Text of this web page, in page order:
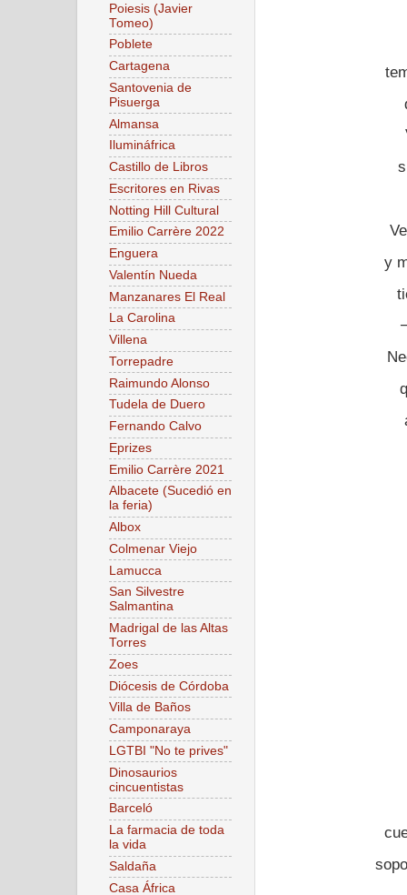
y
Poiesis (Javier
Tomeo)
Poblete
Cartagena
Santovenia de
Pisuerga
Almansa
Ilumináfrica
Castillo de Libros
Escritores en Rivas
Notting Hill Cultural
Emilio Carrère 2022
Enguera
Valentín Nueda
Manzanares El Real
La Carolina
Villena
Torrepadre
Raimundo Alonso
Tudela de Duero
Fernando Calvo
Eprizes
Emilio Carrère 2021
Albacete (Sucedió en
la feria)
Albox
Colmenar Viejo
Lamucca
San Silvestre
Salmantina
Madrigal de las Altas
Torres
Zoes
Diócesis de Córdoba
Villa de Baños
Camponaraya
LGTBI "No te prives"
Dinosaurios
cincuentistas
Barceló
La farmacia de toda
la vida
Saldaña
Casa África